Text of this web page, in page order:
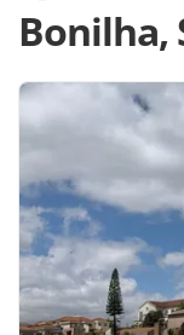
Bonilha,